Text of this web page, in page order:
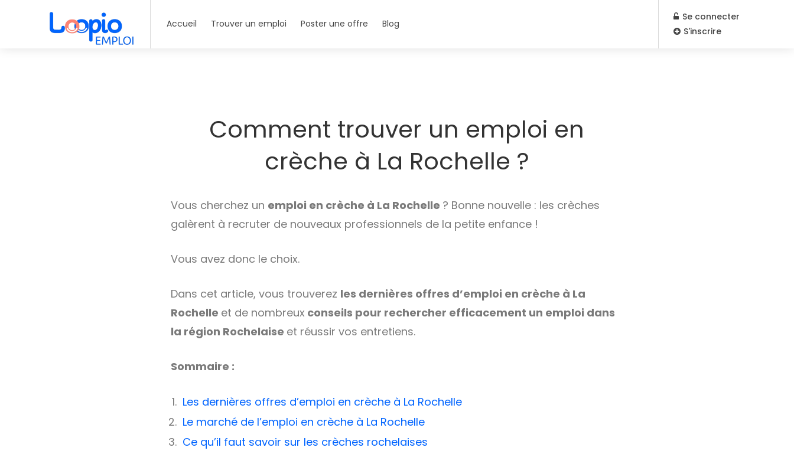
Accueil Trouver un emploi Poster une offre Blog
Se connecter
S'inscrire
Comment trouver un emploi en
crèche à La Rochelle ?
Vous cherchez un emploi en crèche à La Rochelle ? Bonne nouvelle : les crèches
galèrent à recruter de nouveaux professionnels de la petite enfance !
Vous avez donc le choix.
Dans cet article, vous trouverez les dernières offres d’emploi en crèche à La
Rochelle et de nombreux conseils pour rechercher efficacement un emploi dans
la région Rochelaise et réussir vos entretiens.
Sommaire :
Les dernières offres d’emploi en crèche à La Rochelle
Le marché de l’emploi en crèche à La Rochelle
Ce qu’il faut savoir sur les crèches rochelaises